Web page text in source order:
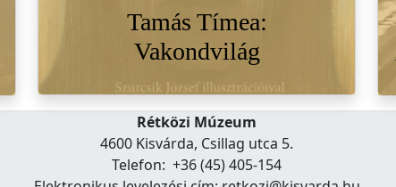
Tamás Tímea:
Vakondvilág
Rétközi Múzeum
4600 Kisvárda, Csillag utca 5.
Telefon: +36 (45) 405-154